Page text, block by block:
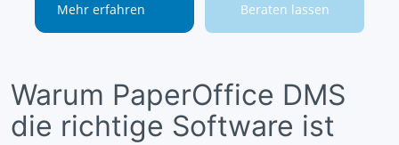
Mehr erfahren Beraten lassen
Warum PaperOffice DMS
die richtige Software ist